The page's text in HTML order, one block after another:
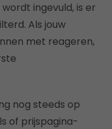
ingevuld, is er
Als jouw
met reageren,
nog steeds op
of prijspagina-